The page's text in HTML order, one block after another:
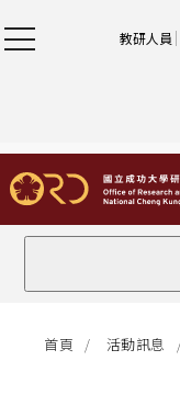
教研人員
首頁 活動訊息